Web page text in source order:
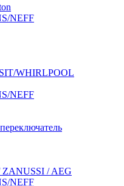
NEFF
WHIRLPOOL
NEFF
/ AEG
NEFF